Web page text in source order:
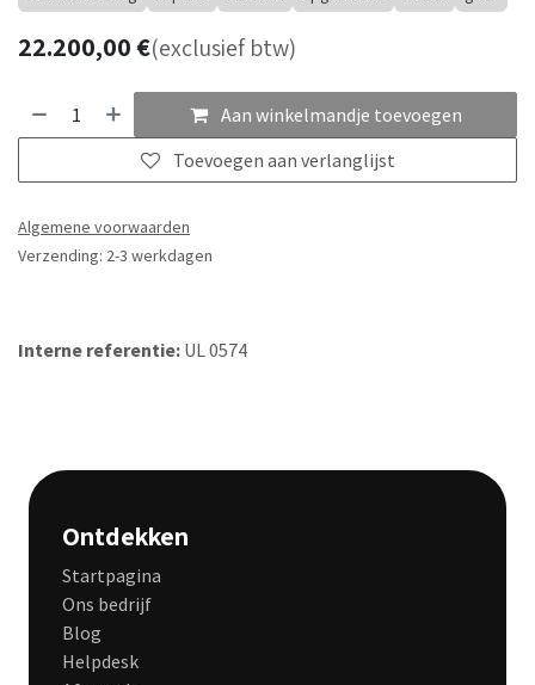
22.200,00€(exclusief btw)
Aan winkelmandje toevoegen
Toevoegen aan verlanglijst
Algemene voorwaarden
Verzending: 2-3 werkdagen
Interne referentie: UL 0574
Ontdekken
Startpagina
Ons bedrijf
Blog
Helpdesk